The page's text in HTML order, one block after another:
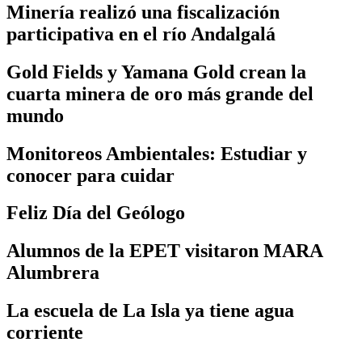
Minería realizó una fiscalización
participativa en el río Andalgalá
Gold Fields y Yamana Gold crean la
cuarta minera de oro más grande del
mundo
Monitoreos Ambientales: Estudiar y
conocer para cuidar
Feliz Día del Geólogo
Alumnos de la EPET visitaron MARA
Alumbrera
La escuela de La Isla ya tiene agua
corriente